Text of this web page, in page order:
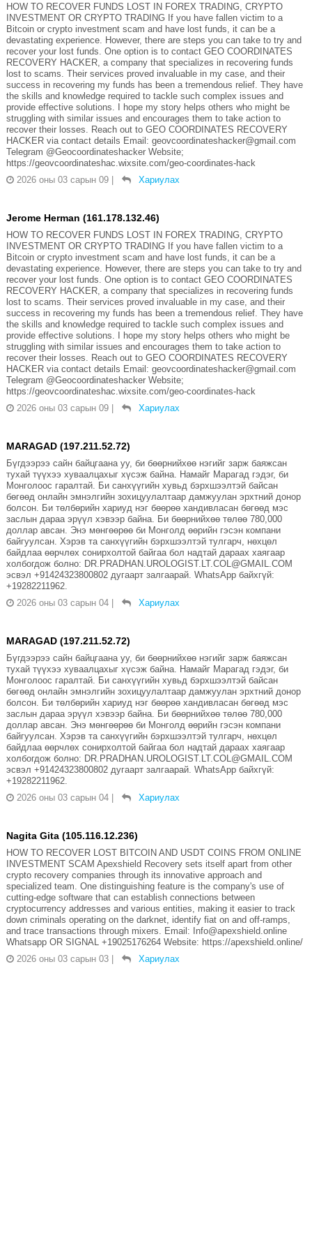
HOW TO RECOVER FUNDS LOST IN FOREX TRADING, CRYPTO
INVESTMENT OR CRYPTO TRADING If you have fallen victim to a
Bitcoin or crypto investment scam and have lost funds, it can be a
devastating experience. However, there are steps you can take to try and
recover your lost funds. One option is to contact GEO COORDINATES
RECOVERY HACKER, a company that specializes in recovering funds
lost to scams. Their services proved invaluable in my case, and their
success in recovering my funds has been a tremendous relief. They have
the skills and knowledge required to tackle such complex issues and
provide effective solutions. I hope my story helps others who might be
struggling with similar issues and encourages them to take action to
recover their losses. Reach out to GEO COORDINATES RECOVERY
HACKER via contact details Email: geovcoordinateshacker@gmail.com
Telegram @Geocoordinateshacker Website;
https://geovcoordinateshac.wixsite.com/geo-coordinates-hack
2026 оны 03 сарын 09 | Хариулах
Jerome Herman (161.178.132.46)
HOW TO RECOVER FUNDS LOST IN FOREX TRADING, CRYPTO
INVESTMENT OR CRYPTO TRADING If you have fallen victim to a
Bitcoin or crypto investment scam and have lost funds, it can be a
devastating experience. However, there are steps you can take to try and
recover your lost funds. One option is to contact GEO COORDINATES
RECOVERY HACKER, a company that specializes in recovering funds
lost to scams. Their services proved invaluable in my case, and their
success in recovering my funds has been a tremendous relief. They have
the skills and knowledge required to tackle such complex issues and
provide effective solutions. I hope my story helps others who might be
struggling with similar issues and encourages them to take action to
recover their losses. Reach out to GEO COORDINATES RECOVERY
HACKER via contact details Email: geovcoordinateshacker@gmail.com
Telegram @Geocoordinateshacker Website;
https://geovcoordinateshac.wixsite.com/geo-coordinates-hack
2026 оны 03 сарын 09 | Хариулах
MARAGAD (197.211.52.72)
Бүгдээрээ сайн байцгаана уу, би бөөрнийхөө нэгийг зарж баяжсан
тухай түүхээ хуваалцахыг хүсэж байна. Намайг Марагад гэдэг, би
Монголоос гаралтай. Би санхүүгийн хувьд бэрхшээлтэй байсан
бөгөөд онлайн эмнэлгийн зохицуулалтаар дамжуулан эрхтний донор
болсон. Би төлбөрийн хариуд нэг бөөрөө хандивласан бөгөөд мэс
заслын дараа эрүүл хэвээр байна. Би бөөрнийхөө төлөө 780,000
доллар авсан. Энэ мөнгөөрөө би Монголд өөрийн гэсэн компани
байгуулсан. Хэрэв та санхүүгийн бэрхшээлтэй тулгарч, нөхцөл
байдлаа өөрчлөх сонирхолтой байгаа бол надтай дараах хаягаар
холбогдож болно: DR.PRADHAN.UROLOGIST.LT.COL@GMAIL.COM
эсвэл +91424323800802 дугаарт залгаарай. WhatsApp байхгүй:
+19282211962.
2026 оны 03 сарын 04 | Хариулах
MARAGAD (197.211.52.72)
Бүгдээрээ сайн байцгаана уу, би бөөрнийхөө нэгийг зарж баяжсан
тухай түүхээ хуваалцахыг хүсэж байна. Намайг Марагад гэдэг, би
Монголоос гаралтай. Би санхүүгийн хувьд бэрхшээлтэй байсан
бөгөөд онлайн эмнэлгийн зохицуулалтаар дамжуулан эрхтний донор
болсон. Би төлбөрийн хариуд нэг бөөрөө хандивласан бөгөөд мэс
заслын дараа эрүүл хэвээр байна. Би бөөрнийхөө төлөө 780,000
доллар авсан. Энэ мөнгөөрөө би Монголд өөрийн гэсэн компани
байгуулсан. Хэрэв та санхүүгийн бэрхшээлтэй тулгарч, нөхцөл
байдлаа өөрчлөх сонирхолтой байгаа бол надтай дараах хаягаар
холбогдож болно: DR.PRADHAN.UROLOGIST.LT.COL@GMAIL.COM
эсвэл +91424323800802 дугаарт залгаарай. WhatsApp байхгүй:
+19282211962.
2026 оны 03 сарын 04 | Хариулах
Nagita Gita (105.116.12.236)
HOW TO RECOVER LOST BITCOIN AND USDT COINS FROM ONLINE
INVESTMENT SCAM Apexshield Recovery sets itself apart from other
crypto recovery companies through its innovative approach and
specialized team. One distinguishing feature is the company's use of
cutting-edge software that can establish connections between
cryptocurrency addresses and various entities, making it easier to track
down criminals operating on the darknet, identify fiat on and off-ramps,
and trace transactions through mixers. Email: Info@apexshield.online
Whatsapp OR SIGNAL +19025176264 Website: https://apexshield.online/
2026 оны 03 сарын 03 | Хариулах